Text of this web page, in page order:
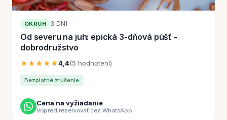
OKRUH 3 DNI
Od severu na juh: epická 3-dňová púšť -
dobrodružstvo
★★★★★4,4(5 hodnotení)
Bezplatné zrušenie
Cena na vyžiadanie
Vopred rezervovať cez WhatsApp